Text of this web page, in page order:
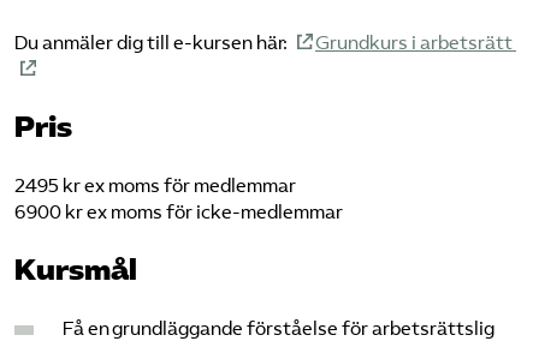
Du anmäler dig till e-kursen här: Grundkurs i arbetsrätt
Pris
2495 kr ex moms för medlemmar
6900 kr ex moms för icke-medlemmar
Kursmål
Få en grundläggande förståelse för arbetsrättslig